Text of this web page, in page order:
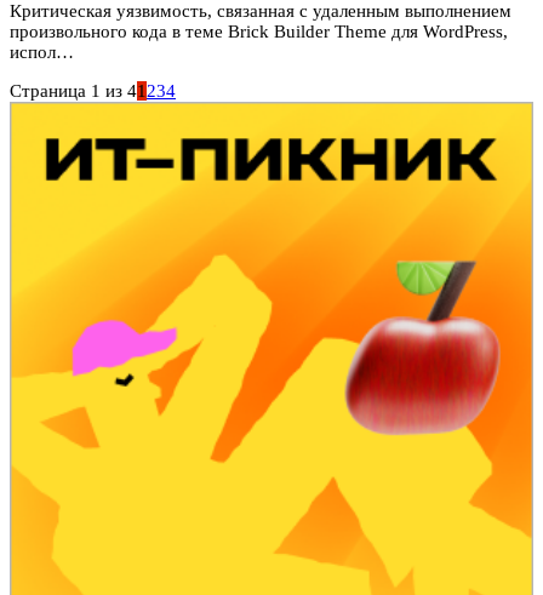
Критическая уязвимость, связанная с удаленным выполнением
произвольного кода в теме Brick Builder Theme для WordPress,
испол…
Страница 1 из 41234